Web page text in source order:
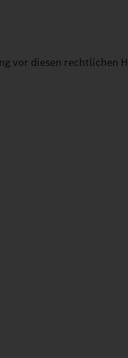
vor diesen rechtlichen